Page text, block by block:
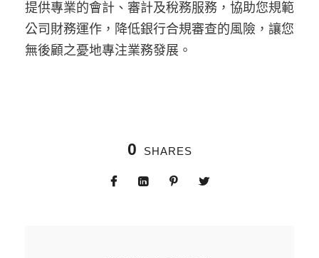
提供專業的會計、審計及稅務服務，協助您規範
公司財務運作，降低銀行合規審查的風險，讓您
無後顧之憂地專注業務發展。
0 SHARES